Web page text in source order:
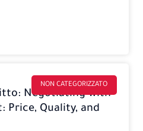
NON CATEGORIZZATO
Negotiating with
Price, Quality, and